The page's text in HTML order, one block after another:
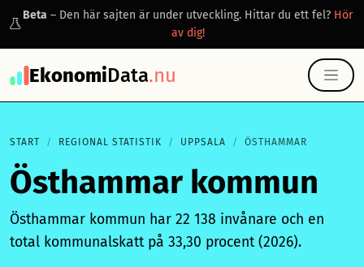
Beta – Den här sajten är under utveckling. Hittar du ett fel? Hör
av dig!
EkonomiData.nu
START REGIONAL STATISTIK UPPSALA ÖSTHAMMAR
Östhammar kommun
Östhammar kommun har 22 138 invånare och en
total kommunalskatt på 33,30 procent (2026).